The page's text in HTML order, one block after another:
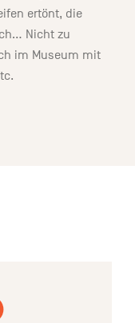
ertönt, die
Nicht zu
im Museum mit